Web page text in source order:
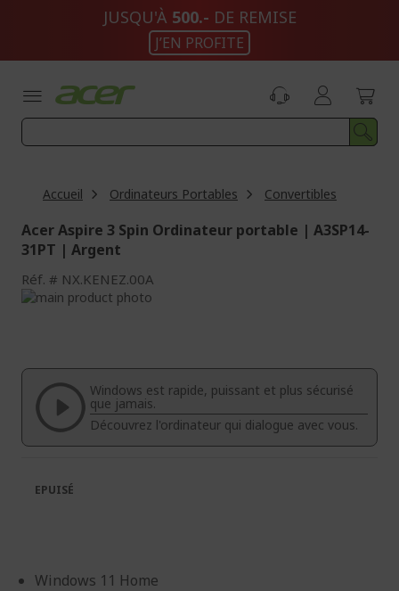
JUSQU'À 500.- DE REMISE
J’EN PROFITE
Accueil Ordinateurs Portables Convertibles
Acer Aspire 3 Spin Ordinateur portable | A3SP14-
31PT | Argent
Réf. NX.KENEZ.00A
Passer
de
galerie
d’images
de
Galerie
d’images
Windows est rapide, puissant et plus sécurisé
que jamais.
Découvrez l'ordinateur qui dialogue avec vous.
Windows 11 Home
EPUISÉ